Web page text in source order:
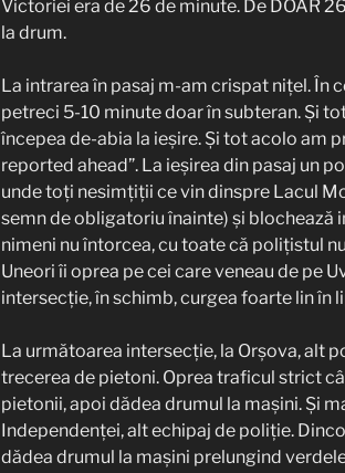
Victoriei era de 26 de minute. De DOAR
la drum.
La intrarea în pasaj m-am crispat nițel. În
petreci 5-10 minute doar în subteran. Și
începea de-abia la ieșire. Și tot acolo am
reported ahead”. La ieșirea din pasaj un
unde toți nesimțiții ce vin dinspre Lacul
semn de obligatoriu înainte) și blochează
nimeni nu întorcea, cu toate că polițistul
Uneori îi oprea pe cei care veneau de pe
intersecție, în schimb, curgea foarte lin în
La următoarea intersecție, la Orșova, alt
trecerea de pietoni. Oprea traficul strict
pietonii, apoi dădea drumul la mașini. Și
Independenței, alt echipaj de poliție.
dădea drumul la mașini prelungind